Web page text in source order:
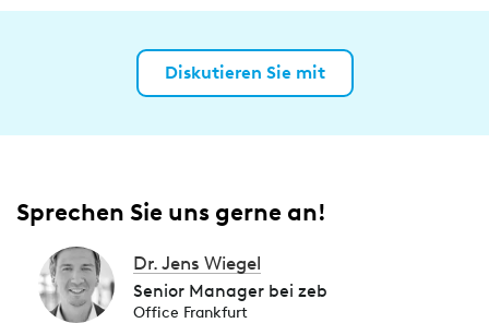
Diskutieren Sie mit
Sprechen Sie uns gerne an!
Dr. Jens Wiegel
Senior Manager bei zeb
Office Frankfurt